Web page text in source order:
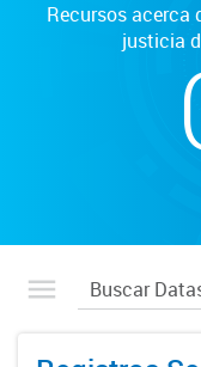
Recursos acerca
justicia